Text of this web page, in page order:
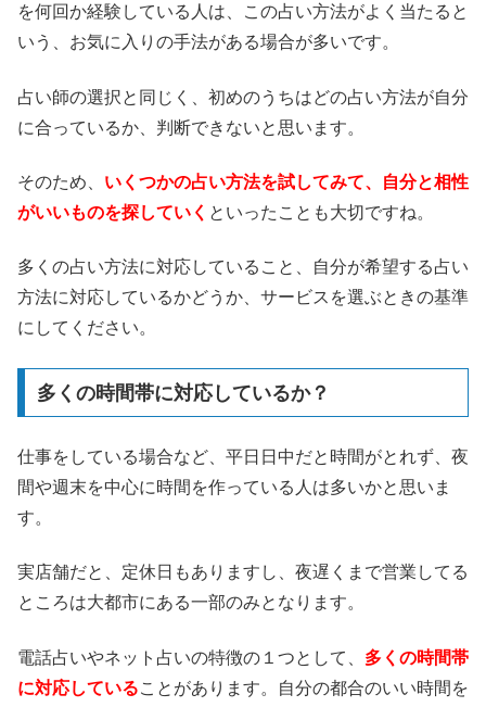
を何回か経験している人は、この占い方法がよく当たると
いう、お気に入りの手法がある場合が多いです。
占い師の選択と同じく、初めのうちはどの占い方法が自分
に合っているか、判断できないと思います。
そのため、 いくつかの占い方法を試してみて、自分と相性
がいいものを探していく といったことも大切ですね。
多くの占い方法に対応していること、自分が希望する占い
方法に対応しているかどうか、サービスを選ぶときの基準
にしてください。
多くの時間帯に対応しているか？
仕事をしている場合など、平日日中だと時間がとれず、夜
間や週末を中心に時間を作っている人は多いかと思いま
す。
実店舗だと、定休日もありますし、夜遅くまで営業してる
ところは大都市にある一部のみとなります。
電話占いやネット占いの特徴の１つとして、 多くの時間帯
に対応していることがあります。自分の都合のいい時間を